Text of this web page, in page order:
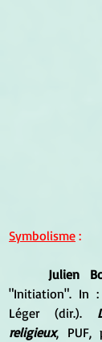
Symbolisme :
Julien
"Initiation". In :
Léger (dir.).
religieux, PUF,